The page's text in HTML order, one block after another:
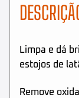
Limpa e dá
estojos de
Remove